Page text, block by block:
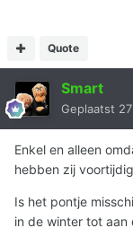
Quote
Smart
Geplaatst
Enkel en alleen
hebben zij
Is het pontje
in de winter tot aan